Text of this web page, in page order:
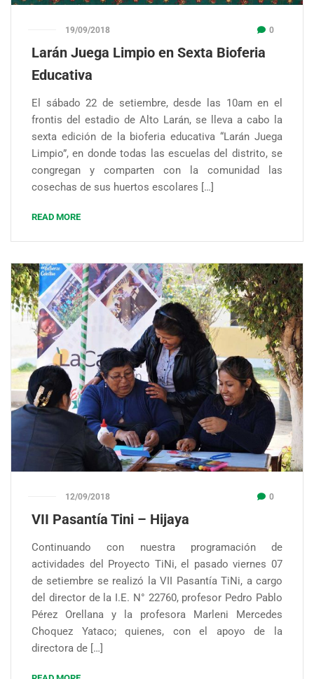
19/09/2018 0
Larán Juega Limpio en Sexta Bioferia
Educativa
El sábado 22 de setiembre, desde las 10am en el
frontis del estadio de Alto Larán, se lleva a cabo la
sexta edición de la bioferia educativa “Larán Juega
Limpio”, en donde todas las escuelas del distrito, se
congregan y comparten con la comunidad las
cosechas de sus huertos escolares […]
READ MORE
12/09/2018 0
VII Pasantía Tini – Hijaya
Continuando con nuestra programación de
actividades del Proyecto TiNi, el pasado viernes 07
de setiembre se realizó la VII Pasantía TiNi, a cargo
del director de la I.E. N° 22760, profesor Pedro Pablo
Pérez Orellana y la profesora Marleni Mercedes
Choquez Yataco; quienes, con el apoyo de la
directora de […]